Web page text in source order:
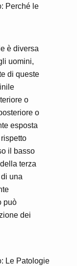
Perché le
è diversa
uomini,
di queste
o
o
esposta
il basso
terza
una
può
dei
Le Patologie